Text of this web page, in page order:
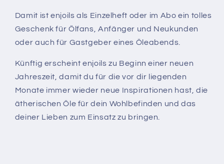
Damit ist enjoils als Einzelheft oder im Abo ein tolles
Geschenk für Ölfans, Anfänger und Neukunden
oder auch für Gastgeber eines Öleabends.
Künftig erscheint enjoils zu Beginn einer neuen
Jahreszeit, damit du für die vor dir liegenden
Monate immer wieder neue Inspirationen hast, die
ätherischen Öle für dein Wohlbefinden und das
deiner Lieben zum Einsatz zu bringen.